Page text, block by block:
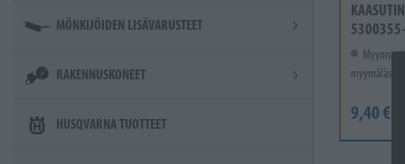
MÖNKIJÖIDEN LISÄVARUSTEET
RAKENNUSKONEET
HUSQVARNA TUOTTEET
KAASUTIN
myymälässä.
9,40 €